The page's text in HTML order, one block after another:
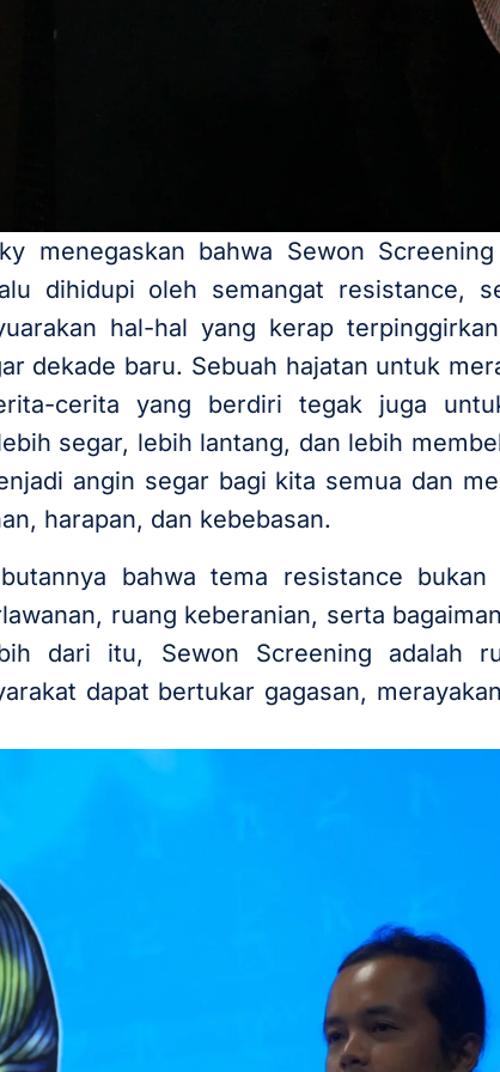
menegaskan bahwa Sewon
dihidupi oleh semangat resistance,
hal-hal yang kerap
dekade baru. Sebuah hajatan untuk
cerita yang berdiri tegak juga
segar, lebih lantang, dan lebih
angin segar bagi kita semua dan
harapan, dan kebebasan.
bahwa tema resistance
ruang keberanian, serta
dari itu, Sewon Screening adalah
dapat bertukar gagasan,